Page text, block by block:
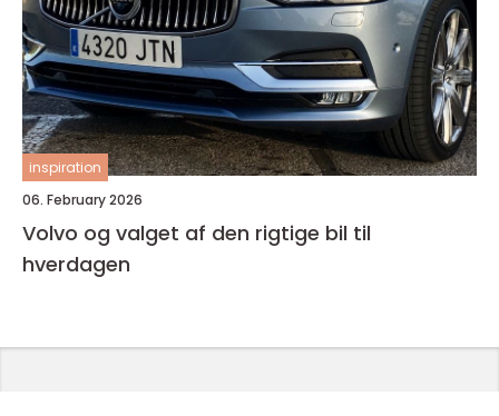
inspiration
06. February 2026
Volvo og valget af den rigtige bil til
hverdagen